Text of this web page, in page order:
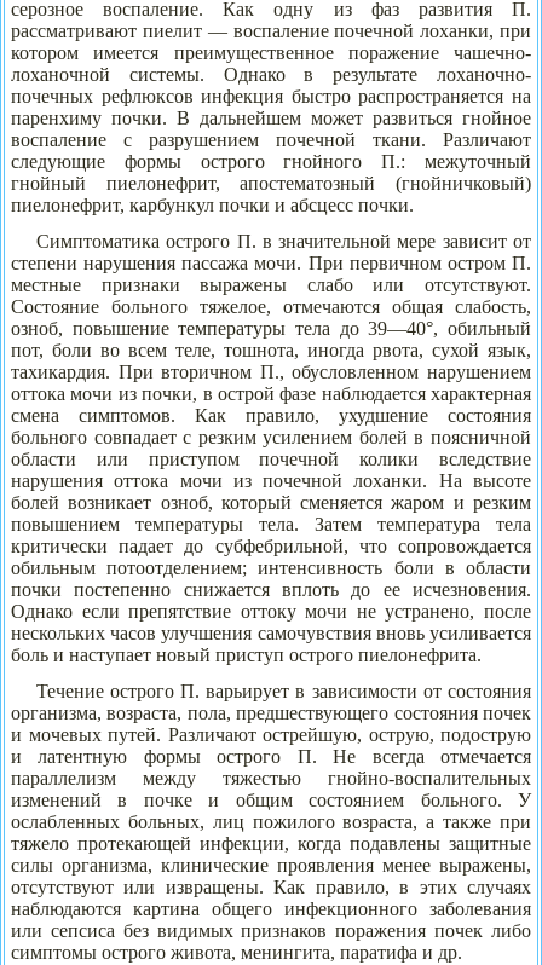
серозное воспаление. Как одну из фаз развития П.
рассматривают пиелит — воспаление почечной лоханки, при
котором имеется преимущественное поражение чашечно-
лоханочной системы. Однако в результате лоханочно-
почечных рефлюксов инфекция быстро распространяется на
паренхиму почки. В дальнейшем может развиться гнойное
воспаление с разрушением почечной ткани. Различают
следующие формы острого гнойного П.: межуточный
гнойный пиелонефрит, апостематозный (гнойничковый)
пиелонефрит, карбункул почки и абсцесс почки.
Симптоматика острого П. в значительной мере зависит от
степени нарушения пассажа мочи. При первичном остром П.
местные признаки выражены слабо или отсутствуют.
Состояние больного тяжелое, отмечаются общая слабость,
озноб, повышение температуры тела до 39—40°, обильный
пот, боли во всем теле, тошнота, иногда рвота, сухой язык,
тахикардия. При вторичном П., обусловленном нарушением
оттока мочи из почки, в острой фазе наблюдается характерная
смена симптомов. Как правило, ухудшение состояния
больного совпадает с резким усилением болей в поясничной
области или приступом почечной колики вследствие
нарушения оттока мочи из почечной лоханки. На высоте
болей возникает озноб, который сменяется жаром и резким
повышением температуры тела. Затем температура тела
критически падает до субфебрильной, что сопровождается
обильным потоотделением; интенсивность боли в области
почки постепенно снижается вплоть до ее исчезновения.
Однако если препятствие оттоку мочи не устранено, после
нескольких часов улучшения самочувствия вновь усиливается
боль и наступает новый приступ острого пиелонефрита.
Течение острого П. варьирует в зависимости от состояния
организма, возраста, пола, предшествующего состояния почек
и мочевых путей. Различают острейшую, острую, подострую
и латентную формы острого П. Не всегда отмечается
параллелизм между тяжестью гнойно-воспалительных
изменений в почке и общим состоянием больного. У
ослабленных больных, лиц пожилого возраста, а также при
тяжело протекающей инфекции, когда подавлены защитные
силы организма, клинические проявления менее выражены,
отсутствуют или извращены. Как правило, в этих случаях
наблюдаются картина общего инфекционного заболевания
или сепсиса без видимых признаков поражения почек либо
симптомы острого живота, менингита, паратифа и др.